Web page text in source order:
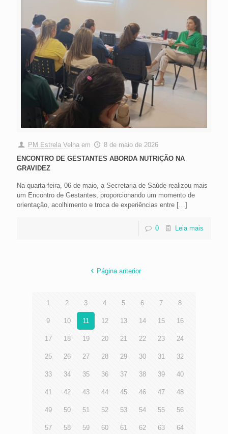
PM Estrela Velha em
8 de maio de 2026
ENCONTRO DE GESTANTES ABORDA NUTRIÇÃO NA
GRAVIDEZ
Na quarta-feira, 06 de maio, a Secretaria de Saúde realizou mais
um Encontro de Gestantes, proporcionando um momento de
orientação, acolhimento e troca de experiências entre […]
0 Leia mais
Página anterior
1 2 3 4 5 6 7 8
9 10 11 12 13 14 15 16
17 18 19 20 21 22 23 24
25 26 27 28 29 30 31 32
33 34 35 36 37 38 39 40
41 42 43 44 45 46 47 48
49 50 51 52 53 54 55 56
57 58 59 60 61 62 63 64